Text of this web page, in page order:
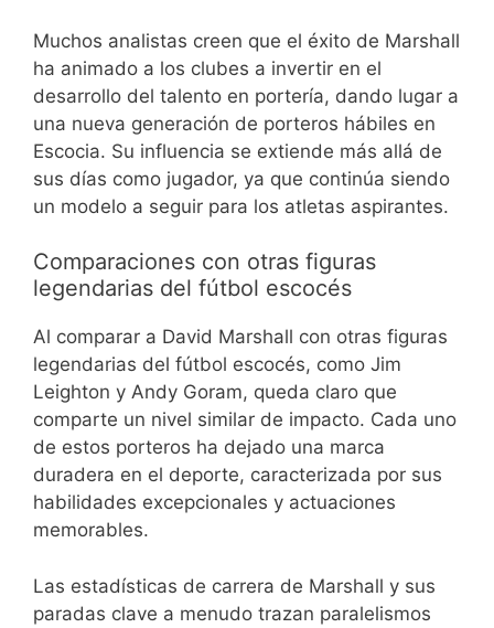
Muchos analistas creen que el éxito de Marshall
ha animado a los clubes a invertir en el
desarrollo del talento en portería, dando lugar a
una nueva generación de porteros hábiles en
Escocia. Su influencia se extiende más allá de
sus días como jugador, ya que continúa siendo
un modelo a seguir para los atletas aspirantes.
Comparaciones con otras figuras
legendarias del fútbol escocés
Al comparar a David Marshall con otras figuras
legendarias del fútbol escocés, como Jim
Leighton y Andy Goram, queda claro que
comparte un nivel similar de impacto. Cada uno
de estos porteros ha dejado una marca
duradera en el deporte, caracterizada por sus
habilidades excepcionales y actuaciones
memorables.
Las estadísticas de carrera de Marshall y sus
paradas clave a menudo trazan paralelismos